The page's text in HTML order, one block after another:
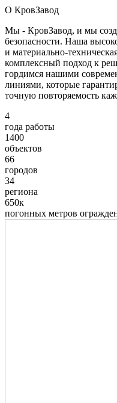
О КровЗавод
Мы - КровЗавод, и мы
безопасности. Наша
и материально-
комплексный подход к
гордимся нашими
линиями, которые
точную повторяемость
4
года работы
1400
объектов
66
городов
34
региона
650к
погонных метров